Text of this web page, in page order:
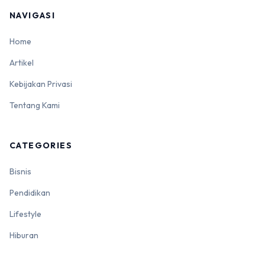
NAVIGASI
Home
Artikel
Kebijakan Privasi
Tentang Kami
CATEGORIES
Bisnis
Pendidikan
Lifestyle
Hiburan